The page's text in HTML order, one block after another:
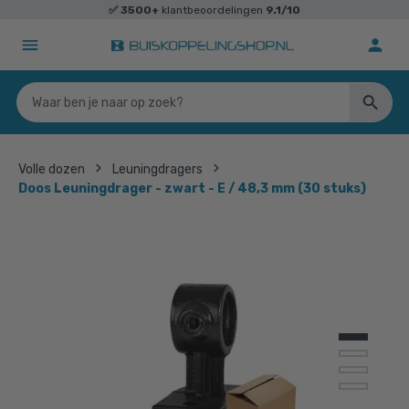
✅ 3500+ klantbeoordelingen 9.1/10
Volle dozen
Leuningdragers
Doos Leuningdrager - zwart - E / 48,3 mm (30 stuks)